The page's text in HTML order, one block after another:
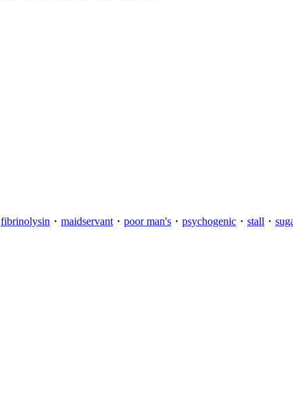
fibrinolysin ・ maidservant ・ poor man's ・ psychogenic ・ stall ・